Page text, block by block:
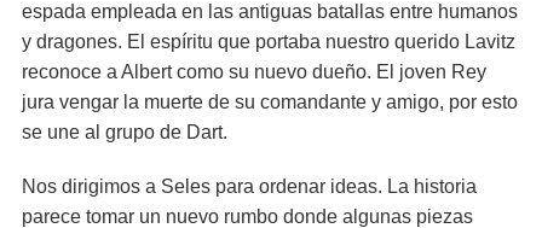
espada empleada en las antiguas batallas entre humanos
y dragones. El espíritu que portaba nuestro querido Lavitz
reconoce a Albert como su nuevo dueño. El joven Rey
jura vengar la muerte de su comandante y amigo, por esto
se une al grupo de Dart.
Nos dirigimos a Seles para ordenar ideas. La historia
parece tomar un nuevo rumbo donde algunas piezas